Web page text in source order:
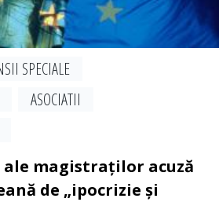
SPECIALE
ASOCIATII
magistraților acuză
de „ipocrizie și